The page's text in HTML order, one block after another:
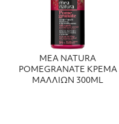
MEA NATURA
POMEGRANATE ΚΡΕΜΑ
ΜΑΛΛΙΩΝ 300ML